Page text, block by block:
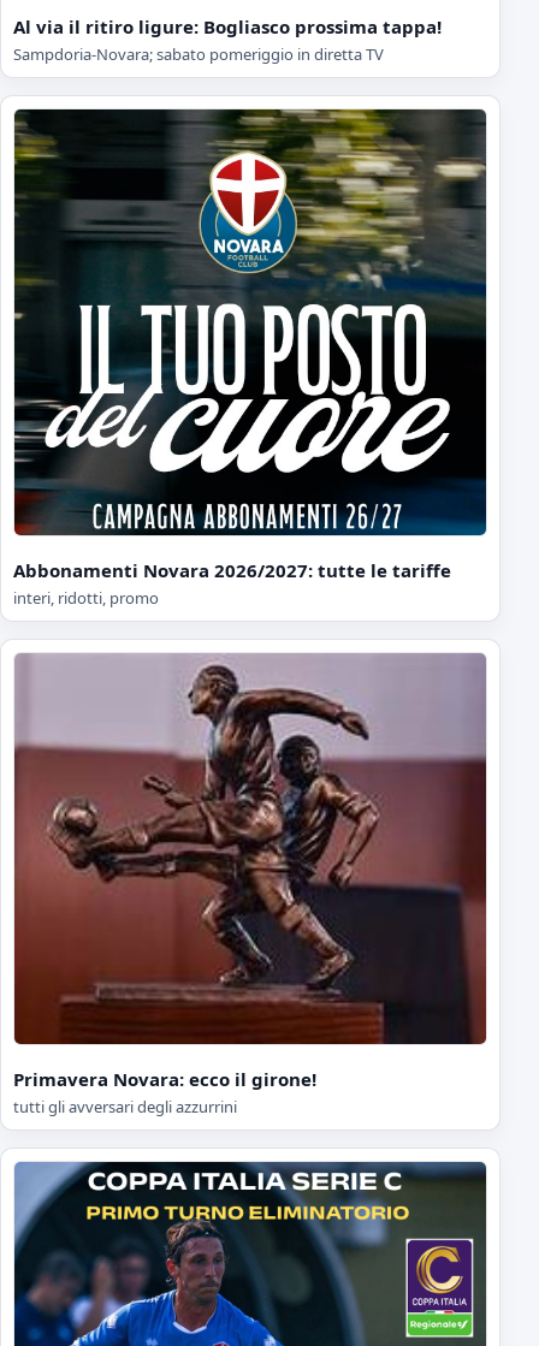
Al via il ritiro ligure: Bogliasco prossima tappa!
Sampdoria-Novara; sabato pomeriggio in diretta TV
Abbonamenti Novara 2026/2027: tutte le tariffe
interi, ridotti, promo
Primavera Novara: ecco il girone!
tutti gli avversari degli azzurrini